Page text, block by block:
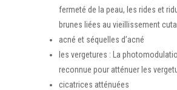
fermeté de la peau, les rides et
brunes liées au vieillissement
acné et séquelles d’acné
les vergetures : La
reconnue pour atténuer les
cicatrices atténuées